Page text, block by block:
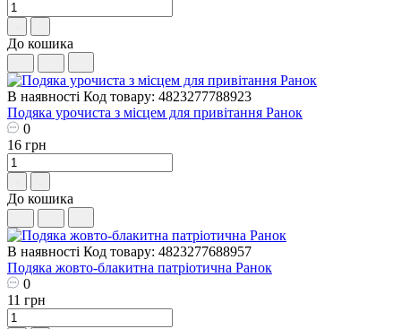
До кошика
В наявності Код товару: 4823277788923
Подяка урочиста з місцем для привітання Ранок
0
16 грн
До кошика
В наявності Код товару: 4823277688957
Подяка жовто-блакитна патріотична Ранок
0
11 грн